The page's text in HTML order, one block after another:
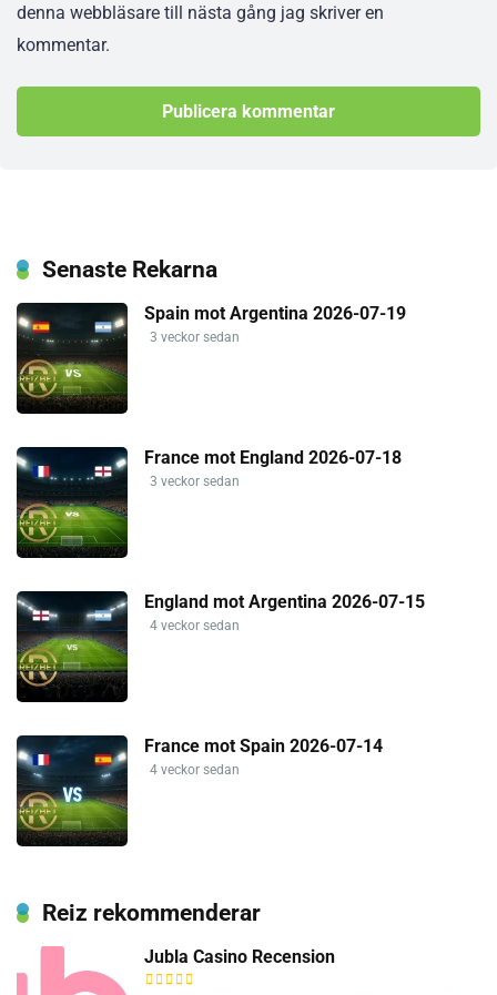
denna webbläsare till nästa gång jag skriver en
kommentar.
Senaste Rekarna
Spain mot Argentina 2026-07-19
3 veckor sedan
France mot England 2026-07-18
3 veckor sedan
England mot Argentina 2026-07-15
4 veckor sedan
France mot Spain 2026-07-14
4 veckor sedan
Reiz rekommenderar
Jubla Casino Recension